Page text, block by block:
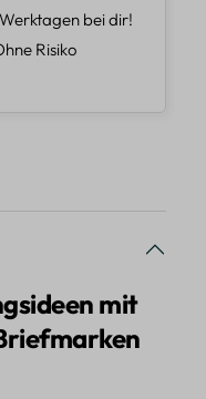
bei dir!
Risiko
mit